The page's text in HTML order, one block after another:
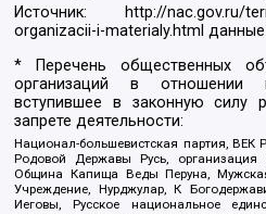
Источник:
http://nac.gov.ru/
organizacii-i-materialy.html
* Перечень общественных
организаций в отношении
вступившее в законную силу
запрете деятельности:
Национал-большевистская партия, ВЕК
Родовой Державы Русь, организация
Община Капища Веды Перуна,
Учреждение, Нурджулар, К
Иеговы, Русское национальное